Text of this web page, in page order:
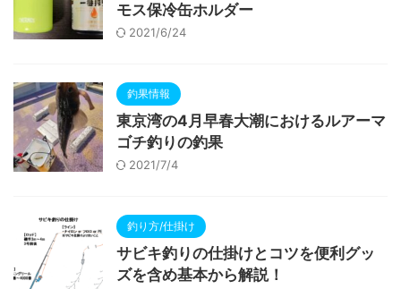
モス保冷缶ホルダー
2021/6/24
釣果情報
東京湾の4月早春大潮におけるルアーマ
ゴチ釣りの釣果
2021/7/4
釣り方/仕掛け
サビキ釣りの仕掛けとコツを便利グッ
ズを含め基本から解説！